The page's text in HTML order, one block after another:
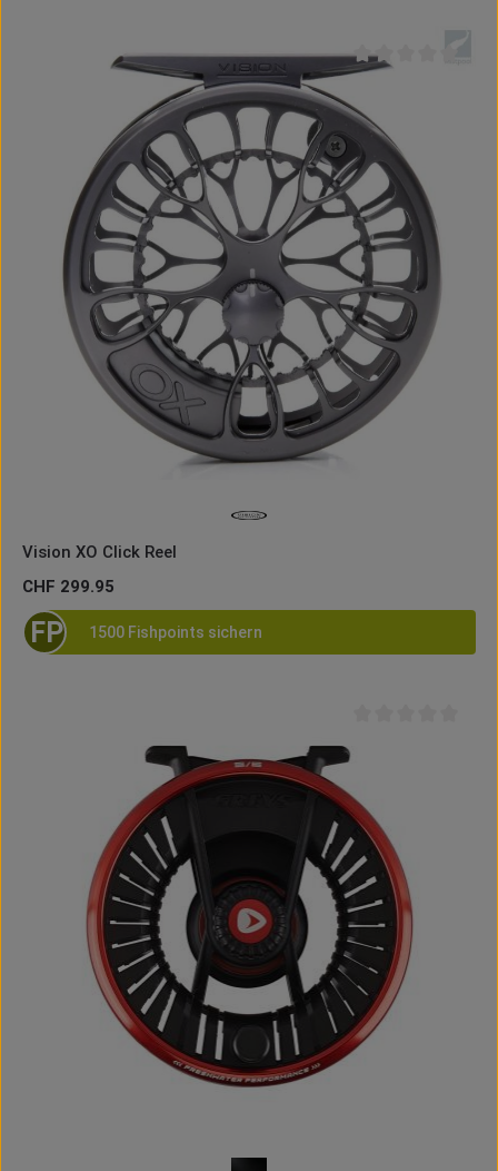
Durchschnittliche
Vision XO Click Reel
Regulärer Preis:
CHF 299.95
FP 1500 Fishpoints sichern